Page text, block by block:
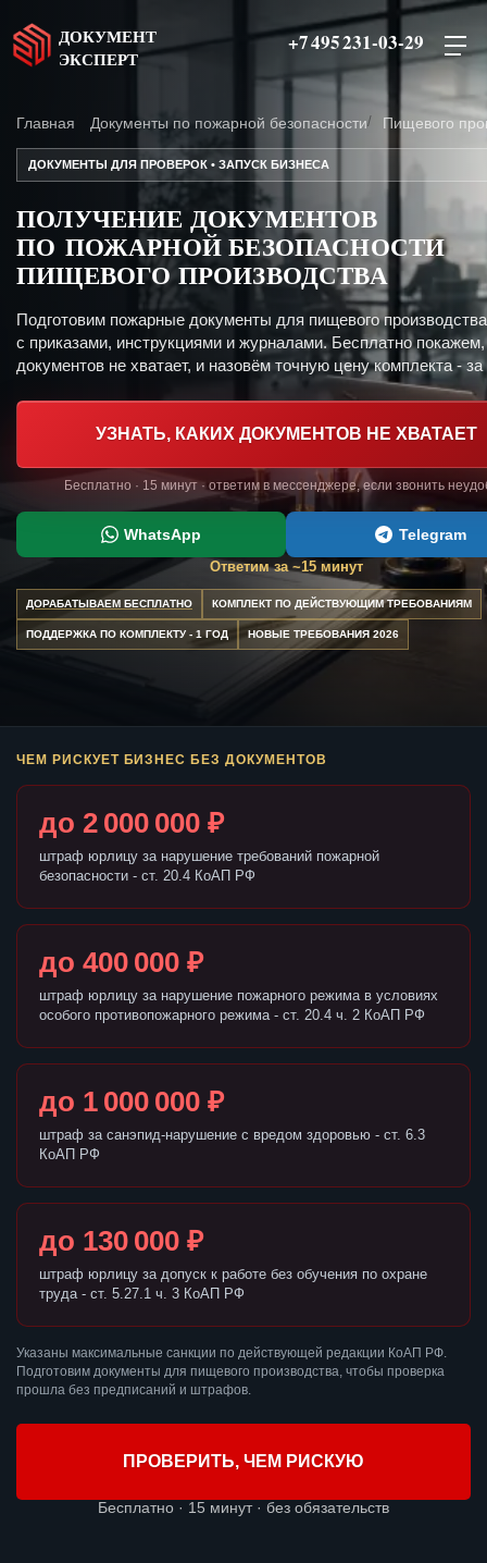
ДОКУМЕНТ
ЭКСПЕРТ
+7 495 231-03-29
Главная Документы по пожарной безопасности Пищевого
ДОКУМЕНТЫ ДЛЯ ПРОВЕРОК • ЗАПУСК БИЗНЕСА
ПОЛУЧЕНИЕ ДОКУМЕНТОВ
ПО ПОЖАРНОЙ БЕЗОПАСНОСТИ
ПИЩЕВОГО ПРОИЗВОДСТВА
Подготовим пожарные документы для пищевого производства
с приказами, инструкциями и журналами. Бесплатно покажем,
документов не хватает, и назовём точную цену комплекта - за
УЗНАТЬ, КАКИХ ДОКУМЕНТОВ НЕ ХВАТАЕТ
Бесплатно · 15 минут · ответим в мессенджере, если звонить
WhatsApp Telegram
Ответим за ~15 минут
ДОРАБАТЫВАЕМ БЕСПЛАТНО КОМПЛЕКТ ПО ДЕЙСТВУЮЩИМ ТРЕБОВАНИЯМ
ПОДДЕРЖКА ПО КОМПЛЕКТУ - 1 ГОД НОВЫЕ ТРЕБОВАНИЯ 2026
ЧЕМ РИСКУЕТ БИЗНЕС БЕЗ ДОКУМЕНТОВ
до 2 000 000 ₽
штраф юрлицу за нарушение требований пожарной
безопасности - ст. 20.4 КоАП РФ
до 400 000 ₽
штраф юрлицу за нарушение пожарного режима в условиях
особого противопожарного режима - ст. 20.4 ч. 2 КоАП РФ
до 1 000 000 ₽
штраф за санэпид-нарушение с вредом здоровью - ст. 6.3
КоАП РФ
до 130 000 ₽
штраф юрлицу за допуск к работе без обучения по охране
труда - ст. 5.27.1 ч. 3 КоАП РФ
Указаны максимальные санкции по действующей редакции КоАП РФ.
Подготовим документы для пищевого производства, чтобы проверка
прошла без предписаний и штрафов.
ПРОВЕРИТЬ, ЧЕМ РИСКУЮ
Бесплатно · 15 минут · без обязательств